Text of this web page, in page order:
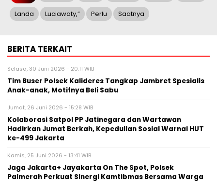
Landa Luciawaty,” Perlu Saatnya
BERITA TERKAIT
Selasa, 30 Juni 2026 - 20:11 WIB
Tim Buser Polsek Kalideres Tangkap Jambret Spesialis
Anak-anak, Motifnya Beli Sabu
Jumat, 26 Juni 2026 - 15:28 WIB
Kolaborasi Satpol PP Jatinegara dan Wartawan
Hadirkan Jumat Berkah, Kepedulian Sosial Warnai HUT
ke-499 Jakarta
Kamis, 25 Juni 2026 - 13:41 WIB
Jaga Jakarta+ Jayakarta On The Spot, Polsek
Palmerah Perkuat Sinergi Kamtibmas Bersama Warga